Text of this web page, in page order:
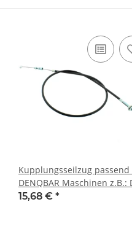
Kupplungsseilzug
DENQBAR Maschinen z.B.:
0289, DQ-0290
15,68 € *